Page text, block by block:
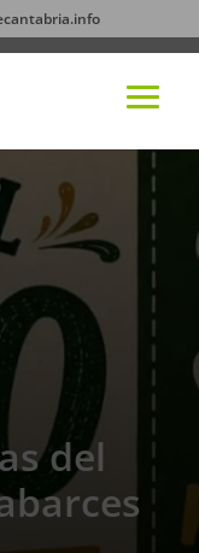
del